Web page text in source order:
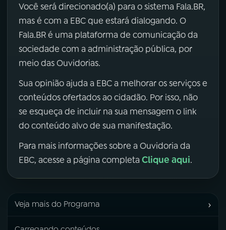
Você será direcionado(a) para o sistema Fala.BR,
mas é com a EBC que estará dialogando. O
Fala.BR é uma plataforma de comunicação da
sociedade com a administração pública, por
meio das Ouvidorias.
Sua opinião ajuda a EBC a melhorar os serviços e
conteúdos ofertados ao cidadão. Por isso, não
se esqueça de incluir na sua mensagem o link
do conteúdo alvo de sua manifestação.
Para mais informações sobre a Ouvidoria da
EBC, acesse a página completa Clique aqui.
Veja mais do Programa ›